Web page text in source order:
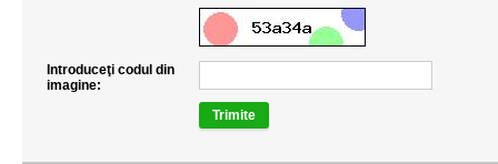
Introduceţi codul din
imagine:
Trimite